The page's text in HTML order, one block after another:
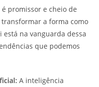
é promissor e cheio de
a forma como
está na vanguarda dessa
que podemos
A inteligência